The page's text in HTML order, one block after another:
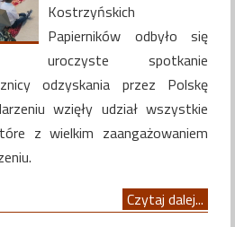
Kostrzyńskich
Papierników odbyło się
uroczyste spotkanie
odzyskania przez Polskę
wzięły udział wszystkie
z wielkim zaangażowaniem
Czytaj dalej...